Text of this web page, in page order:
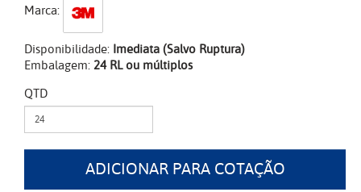
Marca:
Disponibilidade: Imediata (Salvo Ruptura)
Embalagem:24 RL ou múltiplos
QTD
ADICIONAR PARA COTAÇÃO